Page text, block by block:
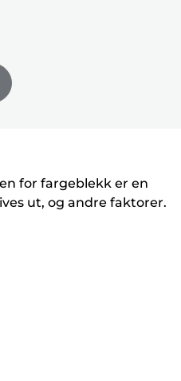
for fargeblekk er en
ut, og andre faktorer.